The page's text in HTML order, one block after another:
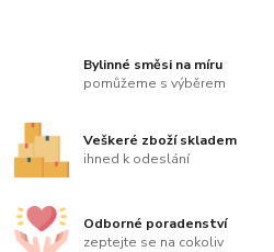
Bylinné směsi na míru
pomůžeme s výběrem
Veškeré zboží skladem
ihned k odeslání
Odborné poradenství
zeptejte se na cokoliv